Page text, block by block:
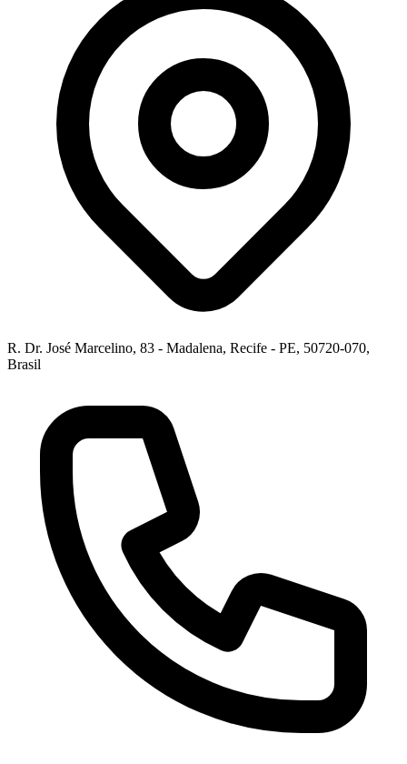
R. Dr. José Marcelino, 83 - Madalena, Recife - PE, 50720-070,
Brasil